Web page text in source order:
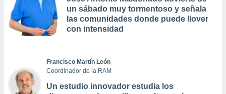
un sábado muy tormentoso y señala
las comunidades donde puede llover
con intensidad
Francisco Martín León
Coordinador de la RAM
Un estudio innovador estudia los